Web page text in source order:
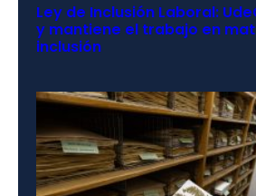
Ley de Inclusión Laboral:
y mantiene el trabajo en
inclusión